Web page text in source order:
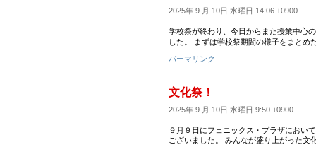
2025年 9 月 10日 水曜日 14:06 +0900
学校祭が終わり、今日からまた授業中心
した。 まずは学校祭期間の様子をまとめ
パーマリンク
文化祭！
2025年 9 月 10日 水曜日 9:50 +0900
９月９日にフェニックス・プラザにおい
ございました。 みんなが盛り上がった文